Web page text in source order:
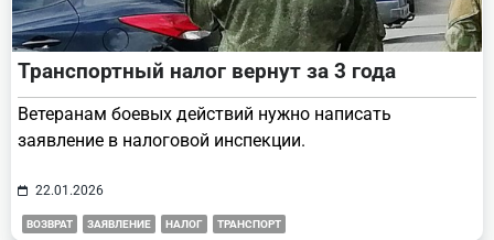
Транспортный налог вернут за 3 года
Ветеранам боевых действий нужно написать
заявление в налоговой инспекции.
22.01.2026
ВОЗВРАТ ЗАЯВЛЕНИЕ НАЛОГ ТРАНСПОРТ